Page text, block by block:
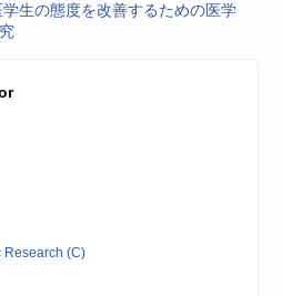
生の態度を改善するための医学
Research (C)